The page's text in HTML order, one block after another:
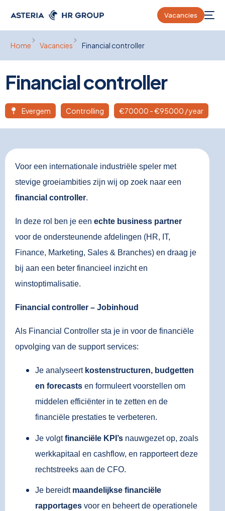
Vacancies
Home Vacancies Financial controller
Financial controller
Evergem Controlling €70000 - €95000 / year
Voor een internationale industriële speler met
stevige groeiambities zijn wij op zoek naar een
financial controller.
In deze rol ben je een echte business partner
voor de ondersteunende afdelingen (HR, IT,
Finance, Marketing, Sales & Branches) en draag je
bij aan een beter financieel inzicht en
winstoptimalisatie.
Financial controller – Jobinhoud
Als Financial Controller sta je in voor de financiële
opvolging van de support services:
Je analyseert kostenstructuren, budgetten
en forecasts en formuleert voorstellen om
middelen efficiënter in te zetten en de
financiële prestaties te verbeteren.
Je volgtfinanciële KPI’s nauwgezet op, zoals
werkkapitaal en cashflow, en rapporteert deze
rechtstreeks aan de CFO.
Je bereidt maandelijkse financiële
rapportages voor en beheert de operationele